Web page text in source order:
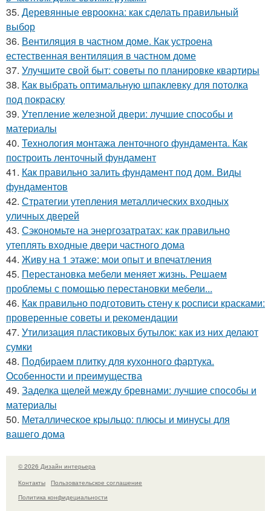
35. Деревянные евроокна: как сделать правильный
выбор
36. Вентиляция в частном доме. Как устроена
естественная вентиляция в частном доме
37. Улучшите свой быт: советы по планировке квартиры
38. Как выбрать оптимальную шпаклевку для потолка
под покраску
39. Утепление железной двери: лучшие способы и
материалы
40. Технология монтажа ленточного фундамента. Как
построить ленточный фундамент
41. Как правильно залить фундамент под дом. Виды
фундаментов
42. Стратегии утепления металлических входных
уличных дверей
43. Сэкономьте на энергозатратах: как правильно
утеплять входные двери частного дома
44. Живу на 1 этаже: мои опыт и впечатления
45. Перестановка мебели меняет жизнь. Решаем
проблемы с помощью перестановки мебели...
46. Как правильно подготовить стену к росписи красками:
проверенные советы и рекомендации
47. Утилизация пластиковых бутылок: как из них делают
сумки
48. Подбираем плитку для кухонного фартука.
Особенности и преимущества
49. Заделка щелей между бревнами: лучшие способы и
материалы
50. Металлическое крыльцо: плюсы и минусы для
вашего дома
© 2026 Дизайн интерьера
Контакты
Пользовательское соглашение
Политика конфидециальности